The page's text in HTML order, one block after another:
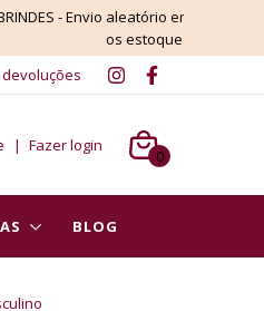
- Envio aleatório enquanto
os estoques
| Fazer login
0
BLOG